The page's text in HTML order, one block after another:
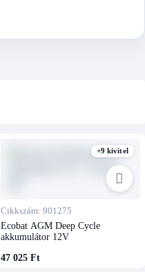
+9 kivitel
Cikkszám: 901275
Ecobat AGM Deep Cycle
akkumulátor 12V
47 025 Ft